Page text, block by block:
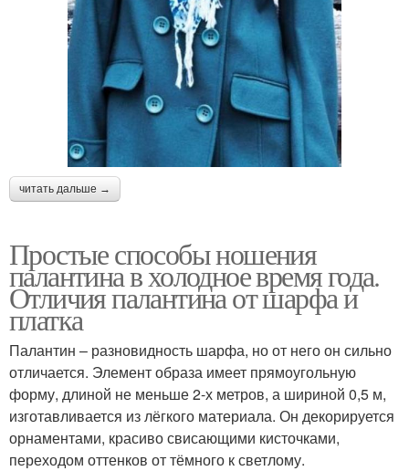
читать дальше →
Простые способы ношения
палантина в холодное время года.
Отличия палантина от шарфа и
платка
Палантин – разновидность шарфа, но от него он сильно
отличается. Элемент образа имеет прямоугольную
форму, длиной не меньше 2-х метров, а шириной 0,5 м,
изготавливается из лёгкого материала. Он декорируется
орнаментами, красиво свисающими кисточками,
переходом оттенков от тёмного к светлому.